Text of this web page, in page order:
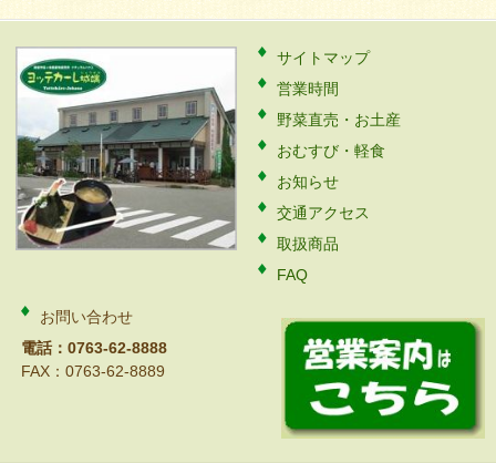
サイトマップ
営業時間
野菜直売・お土産
おむすび・軽食
お知らせ
交通アクセス
取扱商品
FAQ
お問い合わせ
電話：0763-62-8888
FAX：0763-62-8889